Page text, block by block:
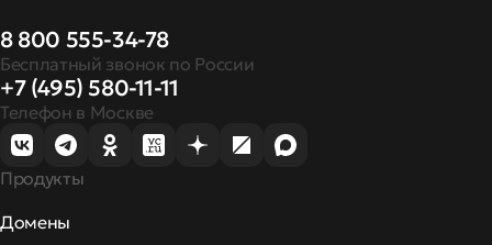
8 800 555-34-78
Бесплатный звонок по России
+7 (495) 580-11-11
Телефон в Москве
Продукты
Домены